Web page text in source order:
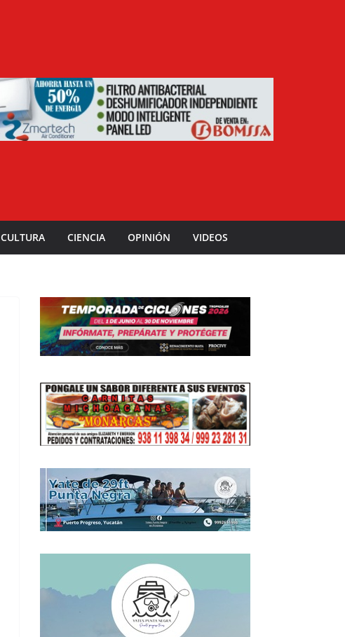
CULTURA CIENCIA OPINIÓN VIDEOS